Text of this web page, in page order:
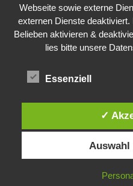
Webseite sowie externe
externen Dienste
Belieben aktivieren &
lies bitte unsere
Essenziell
✓
Auswahl